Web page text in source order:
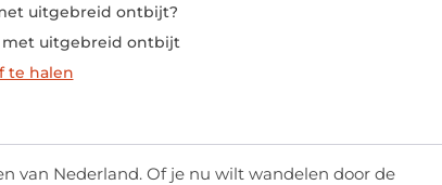
uitgebreid ontbijt?
met uitgebreid ontbijt
te halen
van Nederland. Of je nu wilt wandelen door de